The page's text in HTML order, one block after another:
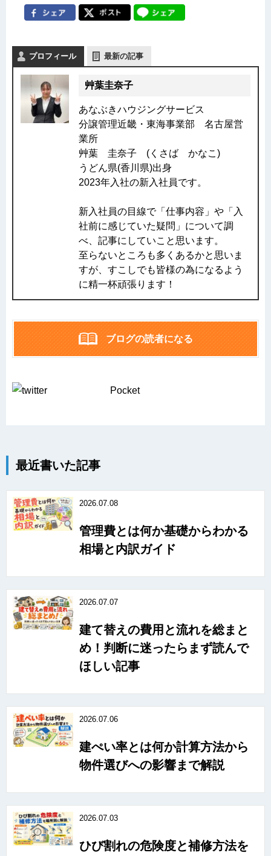
プロフィール 最新の記事
艸葉圭奈子
あなぶきハウジングサービス
分譲管理近畿・東海事業部 名古屋営
業所
艸葉 圭奈子 (くさば かなこ)
うどん県(香川県)出身
2023年入社の新入社員です。
新入社員の目線で「仕事内容」や「入
社前に感じていた疑問」について調
べ、記事にしていこと思います。
至らないところも多くあるかと思いま
すが、すこしでも皆様の為になるよう
に精一杯頑張ります！
ブログの読者になる
Pocket
最近書いた記事
2026.07.08
管理費とは何か基礎からわかる
相場と内訳ガイド
2026.07.07
建て替えの費用と流れを総まと
め！判断に迷ったらまず読んで
ほしい記事
2026.07.06
建ぺい率とは何か計算方法から
物件選びへの影響まで解説
2026.07.03
ひび割れの危険度と補修方法を